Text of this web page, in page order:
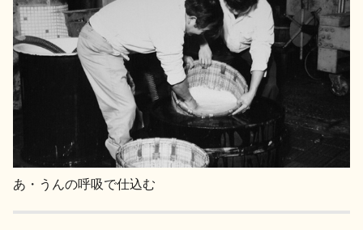
あ・うんの呼吸で仕込む